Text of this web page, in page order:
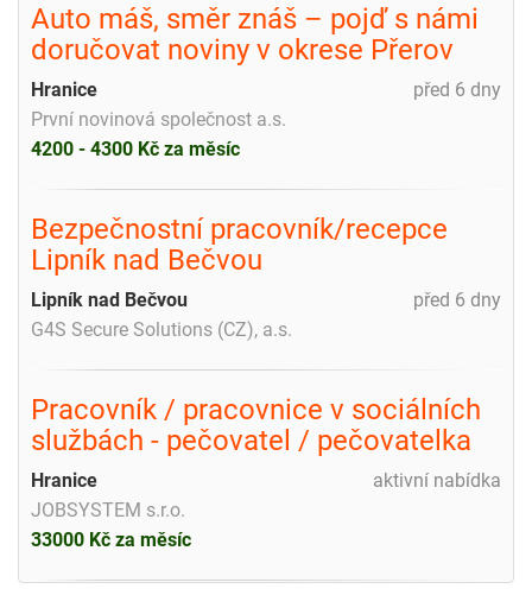
Auto máš, směr znáš – pojď s námi
doručovat noviny v okrese Přerov
před 6 dny
Hranice
První novinová společnost a.s.
4200 - 4300 Kč za měsíc
Bezpečnostní pracovník/recepce
Lipník nad Bečvou
před 6 dny
Lipník nad Bečvou
G4S Secure Solutions (CZ), a.s.
Pracovník / pracovnice v sociálních
službách - pečovatel / pečovatelka
aktivní nabídka
Hranice
JOBSYSTEM s.r.o.
33000 Kč za měsíc